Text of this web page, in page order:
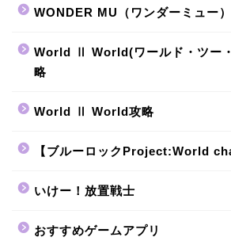
WONDER MU（ワンダーミュー
World Ⅱ World(ワールド・ツー
略
World Ⅱ World攻略
【ブルーロックProject:World
いけー！放置戦士
おすすめゲームアプリ